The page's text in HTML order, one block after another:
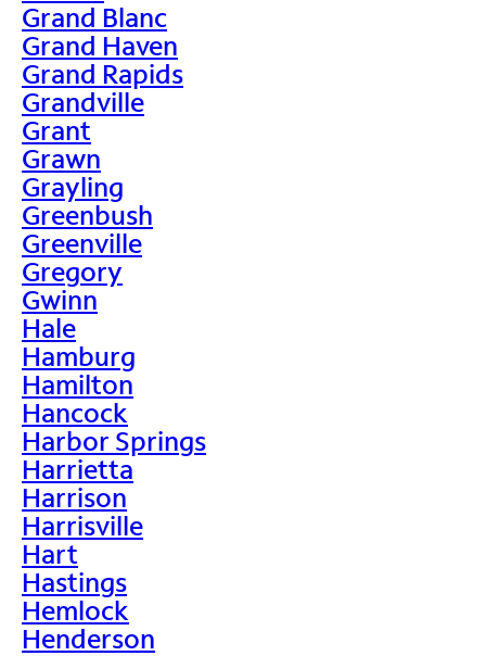
Grand Blanc
Grand Haven
Grand Rapids
Grandville
Grant
Grawn
Grayling
Greenbush
Greenville
Gregory
Gwinn
Hale
Hamburg
Hamilton
Hancock
Harbor Springs
Harrietta
Harrison
Harrisville
Hart
Hastings
Hemlock
Henderson